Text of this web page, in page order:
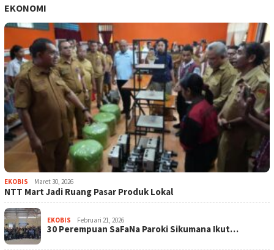
EKONOMI
EKOBIS Maret 30, 2026
NTT Mart Jadi Ruang Pasar Produk Lokal
EKOBIS Februari 21, 2026
30 Perempuan SaFaNa Paroki Sikumana Ikut…